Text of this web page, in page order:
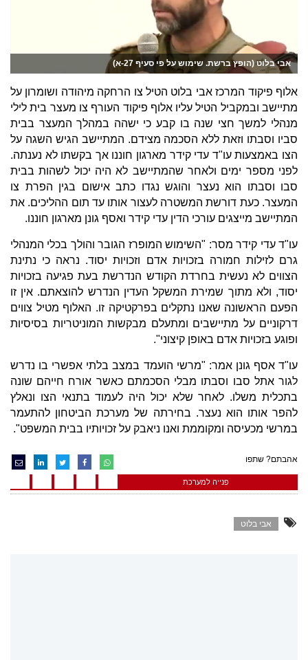
אבי בלוט (הופץ ברשת. שימוש על פי סעיף 27-א)
אלוף פיקוד המרכז אבי בלוט הטיל צו הרחקה מיהודה ושומרון על
מתיישב ובמקביל הטיל עליו אלוף פיקוד העורף צו מעצר בית לילי
מנהלי למשך חצי שנה בו קבע כי ישהה במהלך המעצר בבית
סביו וסבתו וזאת ללא הסכמה מצידם. המתיישב הגיש השגה על
הצו באמצעות עו"ד עדי קידר מארגון חוננו אך בקשתו לא נענתה.
לפני מספר ימים ולאחר שהמתיישב לא היה יכול לשהות בבית
סבו וסבתו הוא נעצר והוגש נגדו כתב אישום בגין הפרת צו
המעצר. כעת דורשת המשטרה לעצור אותו עד תום ההליכים. את
המתיישב מייצגים עורכי הדין עדי קידר ואסף גונן מארגון חוננו.
עו"ד עדי קידר מסר: "השימוש המופרז הגובר והולך בכלי המנהלי
גרם לזילות חמורה בזכויות אדם וזכויות יסוד. נראה כי נתינת
הצווים לא נעשית בחרדת הקודש הנדרשת בעת פגיעה בזכויות
יסוד, ולא מתוך שמירת המשקל העדין הנדרש להוצאתם. אין זו
הפעם הראשונה שאנו נתקלים בפרקטיקה זו. האלוף מטיל צווים
דרקוניים על מתיישבים ומתעלם מבקשות המוניטריות בסיסיות
ופוגע בזכויות אדם באופן קיצוני".
עו"ד אסף גונן אמר: "מרשי הועמד במצב בלתי אפשרי בו נדרש
לגור אתל סבו וסבתו מבלי הסכמתם כאשר אורח חייהם שונה
בתכלית משלו. לאחר שלא יכול היה לעמוד בתנאי הצו ונאלץ
להפר אותו הוא נעצר. בחירתה של מערכת הביטחון להתעמר
במרשי מכעיסה ומקוממת ואנו ניאבק על זכויותיו בבית המשפט".
אהבתם? שתפו
פנייה למערכת
אבי בלוט